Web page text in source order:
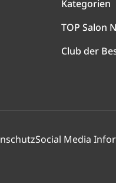
Kategorien
TOP Salon
Club der
Social Media